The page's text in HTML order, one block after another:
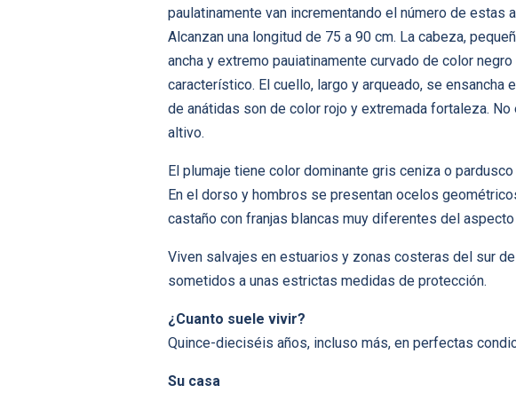
paulatinamente van incrementando el número de
Alcanzan una longitud de 75 a 90 cm. La cabeza,
ancha y extremo pauiatinamente curvado de color
característico. El cuello, largo y arqueado, se
de anátidas son de color rojo y extremada fortaleza.
altivo.
El plumaje tiene color dominante gris ceniza o
En el dorso y hombros se presentan ocelos
castaño con franjas blancas muy diferentes del
Viven salvajes en estuarios y zonas costeras del sur
sometidos a unas estrictas medidas de protección.
¿Cuanto suele vivir?
Quince-dieciséis años, incluso más, en perfectas
Su casa